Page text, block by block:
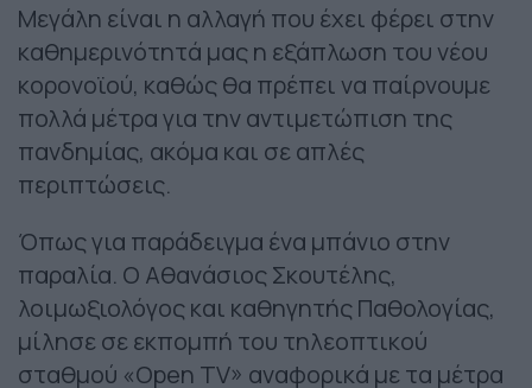
Μεγάλη είναι η αλλαγή που έχει φέρει στην
καθημερινότητά μας η εξάπλωση του νέου
κορονοϊού, καθώς θα πρέπει να παίρνουμε
πολλά μέτρα για την αντιμετώπιση της
πανδημίας, ακόμα και σε απλές
περιπτώσεις.
Όπως για παράδειγμα ένα μπάνιο στην
παραλία. Ο Αθανάσιος Σκουτέλης,
λοιμωξιολόγος και καθηγητής Παθολογίας,
μίλησε σε εκπομπή του τηλεοπτικού
σταθμού «Open TV» αναφορικά με τα μέτρα